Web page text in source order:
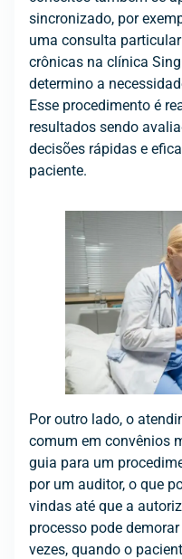
sincronizado, por
uma consulta
crônicas na clínica
determino a
Esse procedimento é
resultados sendo
decisões rápidas e
paciente.
Por outro lado, o
comum em convênios
guia para um
por um auditor, o que
vindas até que a
processo pode
vezes, quando o